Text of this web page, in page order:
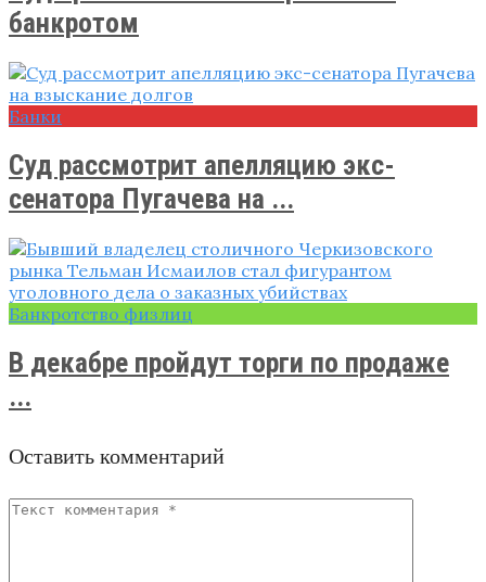
банкротом
Банки
Суд рассмотрит апелляцию экс-
сенатора Пугачева на ...
Банкротство физлиц
В декабре пройдут торги по продаже
...
Оставить комментарий